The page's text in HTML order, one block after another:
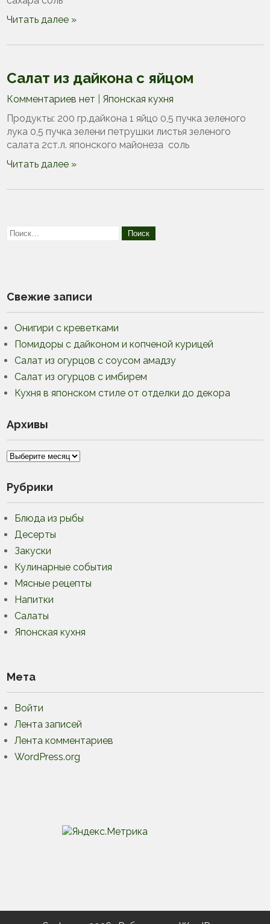
Читать далее »
Салат из дайкона с яйцом
Комментариев нет
Японская кухня
Продукты: 200 гр.дайкона 1 яйцо 0,5 пучка зеленого
лука 0,5 пучка зелени петрушки листья зеленого
салата 2ст.л. японского майонеза соль
Читать далее »
Свежие записи
Онигири с креветками
Помидоры с дайконом и копченой курицей
Салат из огурцов с соусом амадзу
Салат из огурцов с имбирем
Кухня в японском стиле от отделки до декора
Архивы
Архивы
Рубрики
Блюда из рыбы
Десерты
Закуски
Кулинарные события
Мясные рецепты
Напитки
Салаты
Японская кухня
Мета
Войти
Лента записей
Лента комментариев
WordPress.org